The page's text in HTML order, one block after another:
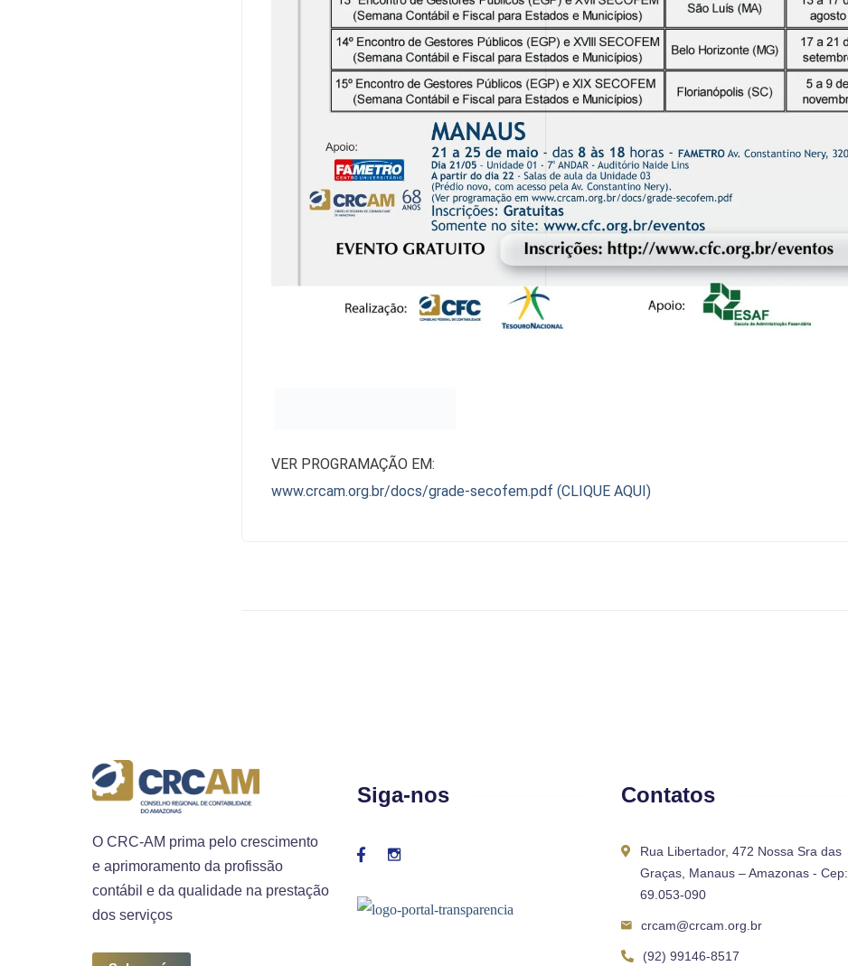
VER PROGRAMAÇÃO EM:
www.crcam.org.br/docs/grade-secofem.pdf (CLIQUE AQUI)
O CRC-AM prima pelo crescimento
e aprimoramento da profissão
contábil e da qualidade na prestação
dos serviços
Siga-nos Contatos
Rua Libertador, 472 Nossa Sra das
Graças, Manaus – Amazonas - Cep:
69.053-090
crcam@crcam.org.br
(92) 99146-8517